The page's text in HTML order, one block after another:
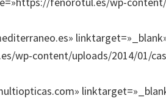
wp-content/uploads/2014/01/